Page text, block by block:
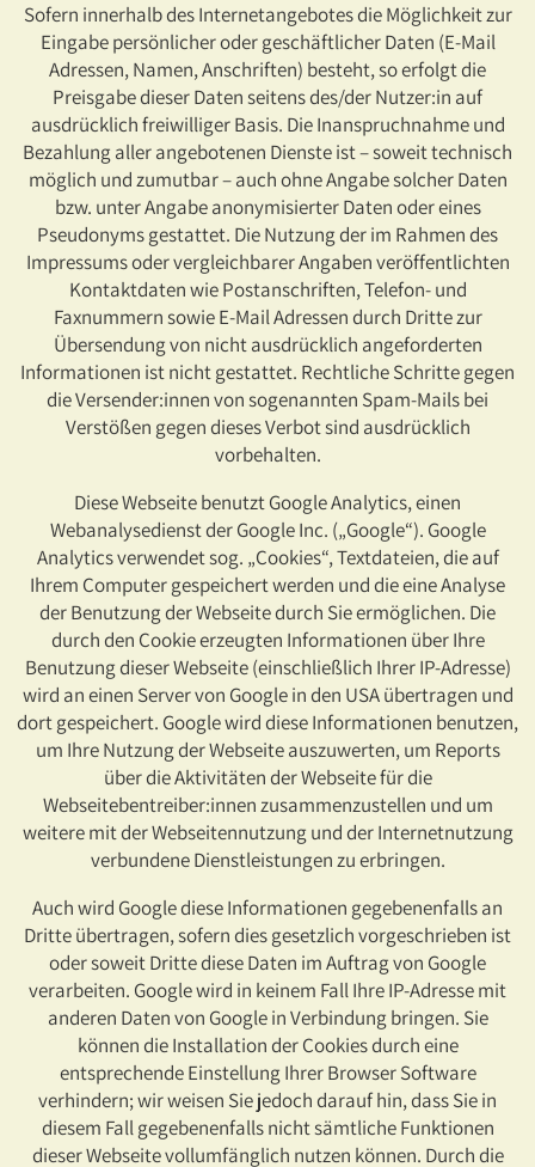
Sofern innerhalb des Internetangebotes die Möglichkeit zur
Eingabe persönlicher oder geschäftlicher Daten (E-Mail
Adressen, Namen, Anschriften) besteht, so erfolgt die
Preisgabe dieser Daten seitens des/der Nutzer:in auf
ausdrücklich freiwilliger Basis. Die Inanspruchnahme und
Bezahlung aller angebotenen Dienste ist – soweit technisch
möglich und zumutbar – auch ohne Angabe solcher Daten
bzw. unter Angabe anonymisierter Daten oder eines
Pseudonyms gestattet. Die Nutzung der im Rahmen des
Impressums oder vergleichbarer Angaben veröffentlichten
Kontaktdaten wie Postanschriften, Telefon- und
Faxnummern sowie E-Mail Adressen durch Dritte zur
Übersendung von nicht ausdrücklich angeforderten
Informationen ist nicht gestattet. Rechtliche Schritte gegen
die Versender:innen von sogenannten Spam-Mails bei
Verstößen gegen dieses Verbot sind ausdrücklich
vorbehalten.
Diese Webseite benutzt Google Analytics, einen
Webanalysedienst der Google Inc. („Google“). Google
Analytics verwendet sog. „Cookies“, Textdateien, die auf
Ihrem Computer gespeichert werden und die eine Analyse
der Benutzung der Webseite durch Sie ermöglichen. Die
durch den Cookie erzeugten Informationen über Ihre
Benutzung dieser Webseite (einschließlich Ihrer IP-Adresse)
wird an einen Server von Google in den USA übertragen und
dort gespeichert. Google wird diese Informationen benutzen,
um Ihre Nutzung der Webseite auszuwerten, um Reports
über die Aktivitäten der Webseite für die
Webseitebentreiber:innen zusammenzustellen und um
weitere mit der Webseitennutzung und der Internetnutzung
verbundene Dienstleistungen zu erbringen.
Auch wird Google diese Informationen gegebenenfalls an
Dritte übertragen, sofern dies gesetzlich vorgeschrieben ist
oder soweit Dritte diese Daten im Auftrag von Google
verarbeiten. Google wird in keinem Fall Ihre IP-Adresse mit
anderen Daten von Google in Verbindung bringen. Sie
können die Installation der Cookies durch eine
entsprechende Einstellung Ihrer Browser Software
verhindern; wir weisen Sie jedoch darauf hin, dass Sie in
diesem Fall gegebenenfalls nicht sämtliche Funktionen
dieser Webseite vollumfänglich nutzen können. Durch die